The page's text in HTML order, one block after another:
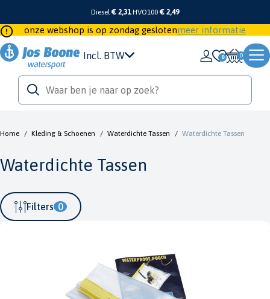
Diesel€ 2,31 HVO100 € 2,49
onze webshop is op zondag geslotenmeer informatie
Incl. BTW 0
Home / Kleding & Schoenen / Waterdichte Tassen / Waterdichte Tassen
Waterdichte Tassen
Filters 0